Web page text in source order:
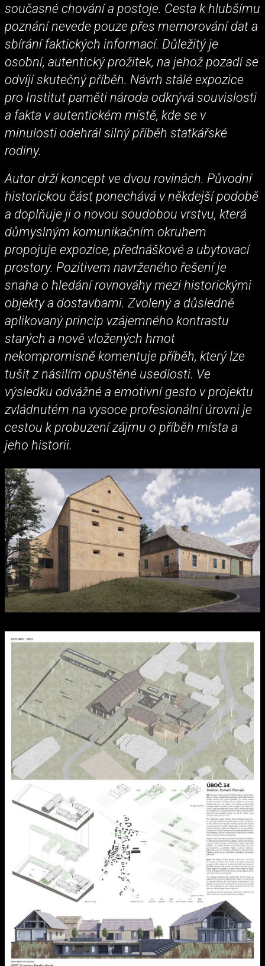
současné chování a postoje. Cesta k hlubšímu
poznání nevede pouze přes memorování dat a
sbírání faktických informací. Důležitý je
osobní, autentický prožitek, na jehož pozadí se
odvíjí skutečný příběh. Návrh stálé expozice
pro Institut paměti národa odkrývá souvislosti
a fakta v autentickém místě, kde se v
minulosti odehrál silný příběh statkářské
rodiny.
Autor drží koncept ve dvou rovinách. Původní
historickou část ponechává v někdejší podobě
a doplňuje ji o novou soudobou vrstvu, která
důmyslným komunikačním okruhem
propojuje expozice, přednáškové a ubytovací
prostory. Pozitivem navrženého řešení je
snaha o hledání rovnováhy mezi historickými
objekty a dostavbami. Zvolený a důsledně
aplikovaný princip vzájemného kontrastu
starých a nově vložených hmot
nekompromisně komentuje příběh, který lze
tušit z násilím opuštěné usedlosti. Ve
výsledku odvážné a emotivní gesto v projektu
zvládnutém na vysoce profesionální úrovni je
cestou k probuzení zájmu o příběh místa a
jeho historii.